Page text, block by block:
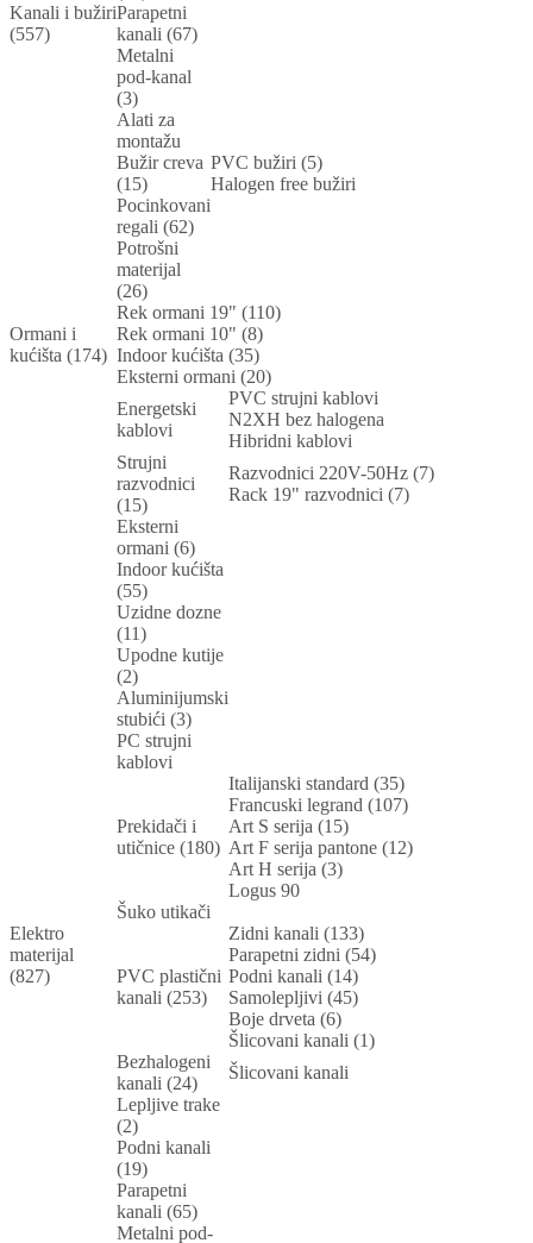
Kanali i bužiri
(557)
Parapetni
kanali (67)
Metalni
pod-kanal
(3)
Alati za
montažu
Bužir creva
(15)
PVC bužiri (5)
Halogen free bužiri
Pocinkovani
regali (62)
Potrošni
materijal
(26)
Ormani i
kućišta (174)
Rek ormani 19" (110)
Rek ormani 10" (8)
Indoor kućišta (35)
Eksterni ormani (20)
Elektro
materijal
(827)
Energetski
kablovi
PVC strujni kablovi
N2XH bez halogena
Hibridni kablovi
Strujni
razvodnici
(15)
Razvodnici 220V-50Hz (7)
Rack 19" razvodnici (7)
Eksterni
ormani (6)
Indoor kućišta
(55)
Uzidne dozne
(11)
Upodne kutije
(2)
Aluminijumski
stubići (3)
PC strujni
kablovi
Prekidači i
utičnice (180)
Italijanski standard (35)
Francuski legrand (107)
Art S serija (15)
Art F serija pantone (12)
Art H serija (3)
Logus 90
Šuko utikači
PVC plastični
kanali (253)
Zidni kanali (133)
Parapetni zidni (54)
Podni kanali (14)
Samolepljivi (45)
Boje drveta (6)
Šlicovani kanali (1)
Bezhalogeni
kanali (24)
Šlicovani kanali
Lepljive trake
(2)
Podni kanali
(19)
Parapetni
kanali (65)
Metalni pod-